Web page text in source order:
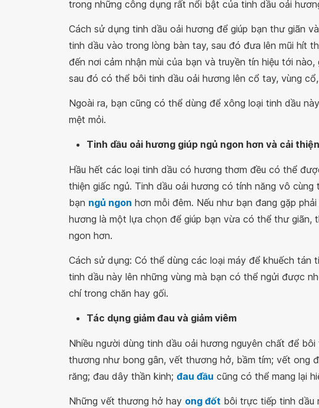
trong những công dụng rất nổi bật của tinh dầu oải
Cách sử dụng tinh dầu oải hương để giúp bạn thư giãn
tinh dầu vào trong lòng bàn tay, sau đó đưa lên mũi hít
đến nơi cảm nhận mùi của bạn và truyền tín hiệu tới
sau đó có thể bôi tinh dầu oải hương lên cổ tay, vùng
Ngoài ra, bạn cũng có thể dùng để xông loại tinh dầu
mệt mỏi.
Tinh dầu oải hương giúp ngủ ngon hơn và cải
Hầu hết các loại tinh dầu có hương thơm đều có thể
thiện giấc ngủ. Tinh dầu oải hương có tính năng vô
bạn ngủ ngon hơn mỗi đêm. Nếu như bạn đang gặp
hương là một lựa chọn để giúp bạn vừa có thể thư giãn,
ngon hơn.
Cách sử dụng: Có thể dùng các loại máy để khuếch
tinh dầu này lên những vùng mà bạn có thể ngửi được
chí trong chăn hay gối.
Tác dụng giảm đau và giảm viêm
Nhiều người dùng tinh dầu oải hương nguyên chất để
thương như bong gân, vết thương hở, bầm tím; vết ong
răng; đau dây thần kinh; đau đầu cũng có thể mang lại
Những vết thương hở hay ong đốt bôi trực tiếp tinh dầu